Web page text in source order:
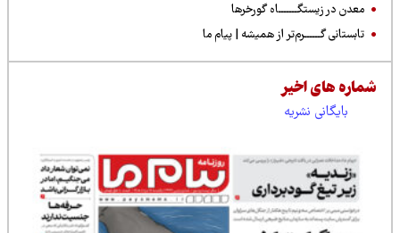
معدن در زیستگـــــــاه گورخرها
تابستانی گــــــرم‌تر از همیشه | پیام ما
شماره های اخیر
بایگانی نشریه